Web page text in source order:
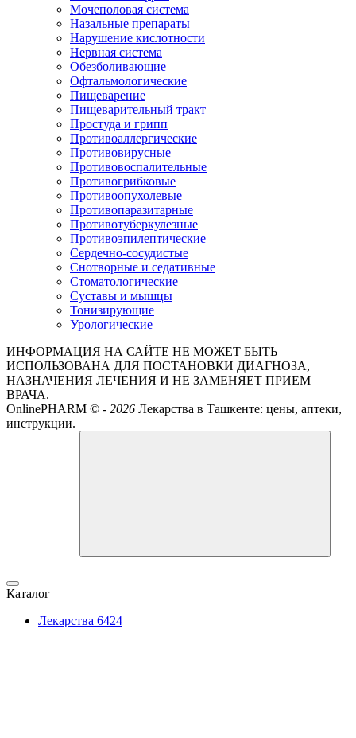
Мочеполовая система
Назальные препараты
Нарушение кислотности
Нервная система
Обезболивающие
Офтальмологические
Пищеварение
Пищеварительный тракт
Простуда и грипп
Противоаллергические
Противовирусные
Противовоспалительные
Противогрибковые
Противоопухолевые
Противопаразитарные
Противотуберкулезные
Противоэпилептические
Сердечно-сосудистые
Снотворные и седативные
Стоматологические
Суставы и мышцы
Тонизирующие
Урологические
ИНФОРМАЦИЯ НА САЙТЕ НЕ МОЖЕТ БЫТЬ
ИСПОЛЬЗОВАНА ДЛЯ ПОСТАНОВКИ ДИАГНОЗА,
НАЗНАЧЕНИЯ ЛЕЧЕНИЯ И НЕ ЗАМЕНЯЕТ ПРИЕМ
ВРАЧА.
OnlinePHARM © - 2026 Лекарства в Ташкенте: цены, аптеки,
инструкции.
Каталог
Лекарства 6424